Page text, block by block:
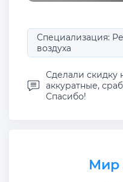
Специализация:
воздуха
Сделали скидку
аккуратные,
Спасибо!
Мир